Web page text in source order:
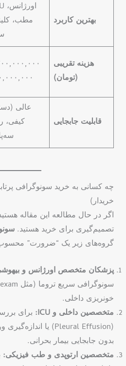
بهترین کاربرد
مطب،
هزینه تقریبی
(تومان)
قابلیت جابجایی
عالی
کیفی،
چه کسانی به خرید سونوگرافی
خریدار)
اگر در حال مطالعه این مقاله
تصمیم‌گیری برای خرید هستید.
گروه‌های زیر یک “ضرورت”
پزشکان متخصص اورژانس و
خونریزی داخلی.
متخصصین داخلی و ICU:
برای
بدون جابجایی بیمار بحرانی.
متخصصین ارتوپدی و طب فیزیکی: